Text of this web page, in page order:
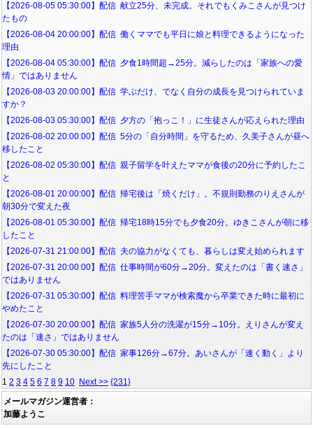
【2026-08-05 05:30:00】配信 献立25分、未完成。それでもくみこさんが見つけ
たもの
【2026-08-04 20:00:00】配信 働くママでも平日に娘と料理できるようになった
理由
【2026-08-04 05:30:00】配信 夕食1時間超→25分。減らしたのは「家族への愛
情」ではありません
【2026-08-03 20:00:00】配信 学ぶだけ、でなく自分の成長を見つけられていま
すか？
【2026-08-03 05:30:00】配信 夕方の「抱っこ！」に生徒さんが応えられた理由
【2026-08-02 20:00:00】配信 5分の「自分時間」を守るため、久美子さんが昼へ
移したこと
【2026-08-02 05:30:00】配信 親子留学を叶えたママが食後の20分に予約したこ
と
【2026-08-01 20:00:00】配信 帰宅後は「焼くだけ」。不規則勤務のりえさんが
朝30分で変えた夜
【2026-08-01 05:30:00】配信 帰宅18時15分でも夕食20分。ゆきこさんが朝に移
したこと
【2026-07-31 21:00:00】配信 夫の協力がなくても、暮らしは変え始められます
【2026-07-31 20:00:00】配信 仕事時間が60分→20分。変えたのは「書く速さ」
ではありません
【2026-07-31 05:30:00】配信 料理苦手ママが検索魔から卒業できた時に最初に
やめたこと
【2026-07-30 20:00:00】配信 家族5人分の洗濯が15分→10分。えりさんが変え
たのは「速さ」ではありません
【2026-07-30 05:30:00】配信 家事126分→67分。あいさんが「速く動く」より
先にしたこと
1 2 3 4 5 6 7 8 9 10 Next >> {231}
メールマガジン運営者：
加藤ようこ